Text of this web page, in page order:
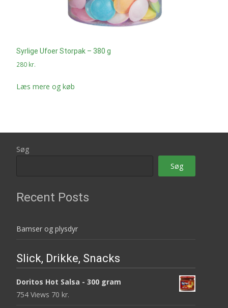
Syrlige Ufoer Storpak – 380 g
280 kr.
Læs mere og køb
Søg
Søg
Recent Posts
Bamser og plysdyr
Slick, Drikke, Snacks
Doritos Hot Salsa - 300 gram
754 Views 70 kr.